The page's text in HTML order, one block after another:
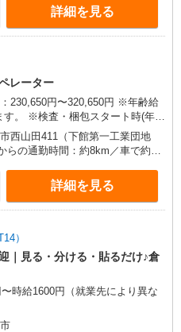
詳細を見る
レーター
230,650円〜320,650円 ※年齢給
ト時(年齢
円〜 ※35歳以上の転職者は
320,650円〜
西山田411（下館第一工業団地
詳細を見る
）
｜見る・分ける・貼るだけ♪倉
時給1600円（就業先により異な